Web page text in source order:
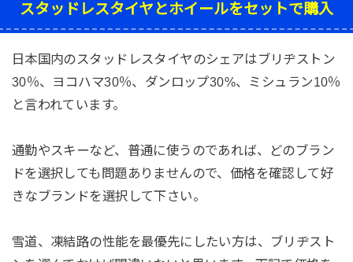
スタッドレスタイヤとホイールをセットで購入
日本国内のスタッドレスタイヤのシェアはブリヂストン
30％、ヨコハマ30％、ダンロップ30%、ミシュラン10％
と言われています。
通勤やスキーなど、普通に使うのであれば、どのブラン
ドを選択しても問題ありませんので、価格を確認して好
きなブランドを選択して下さい。
雪道、凍結路の性能を最優先にしたい方は、ブリヂスト